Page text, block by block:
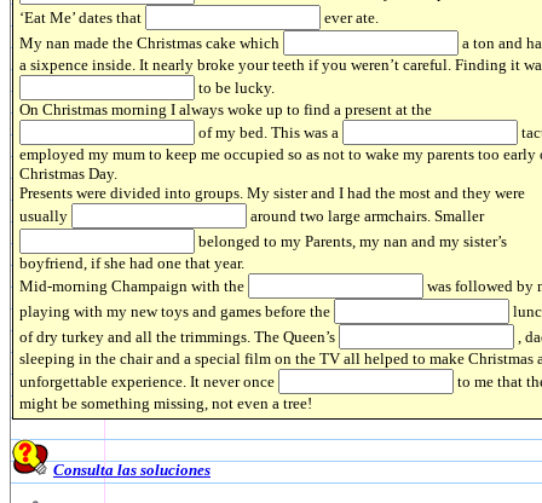
‘Eat Me’ dates that
ever ate.
My nan made the Christmas cake which
a ton and
a sixpence inside. It nearly broke your teeth if you weren’t careful. Finding it
to be lucky.
On Christmas morning I always woke up to find a present at the
of my bed. This was a
employed my mum to keep me occupied so as not to wake my parents too early
Christmas Day.
Presents were divided into groups. My sister and I had the most and they were
usually
around two large armchairs. Smaller
belonged to my Parents, my nan and my sister’s
boyfriend, if she had one that year.
Mid-morning Champaign with the
was followed by
playing with my new toys and games before the
of dry turkey and all the trimmings. The Queen’s
,
sleeping in the chair and a special film on the TV all helped to make Christmas
unforgettable experience. It never once
to me that
might be something missing, not even a tree!
Consulta las soluciones